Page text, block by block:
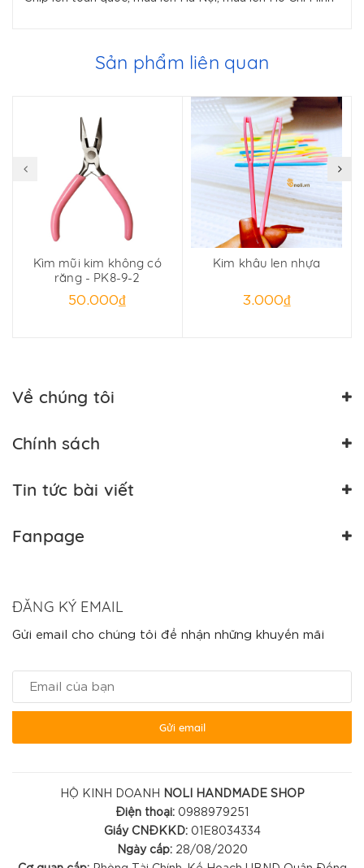
Sản phẩm liên quan
Kìm mũi kim không có
răng - PK8-9-2
50.000₫
Kim khâu len nhựa
3.000₫
Về chúng tôi
Chính sách
Tin tức bài viết
Fanpage
ĐĂNG KÝ EMAIL
Gửi email cho chúng tôi để nhận những khuyến mãi
Gửi email
HỘ KINH DOANH
NOLI HANDMADE SHOP
Điện thoại: 0988979251
Giấy CNĐKKD:01E8034334
Ngày cấp:28/08/2020